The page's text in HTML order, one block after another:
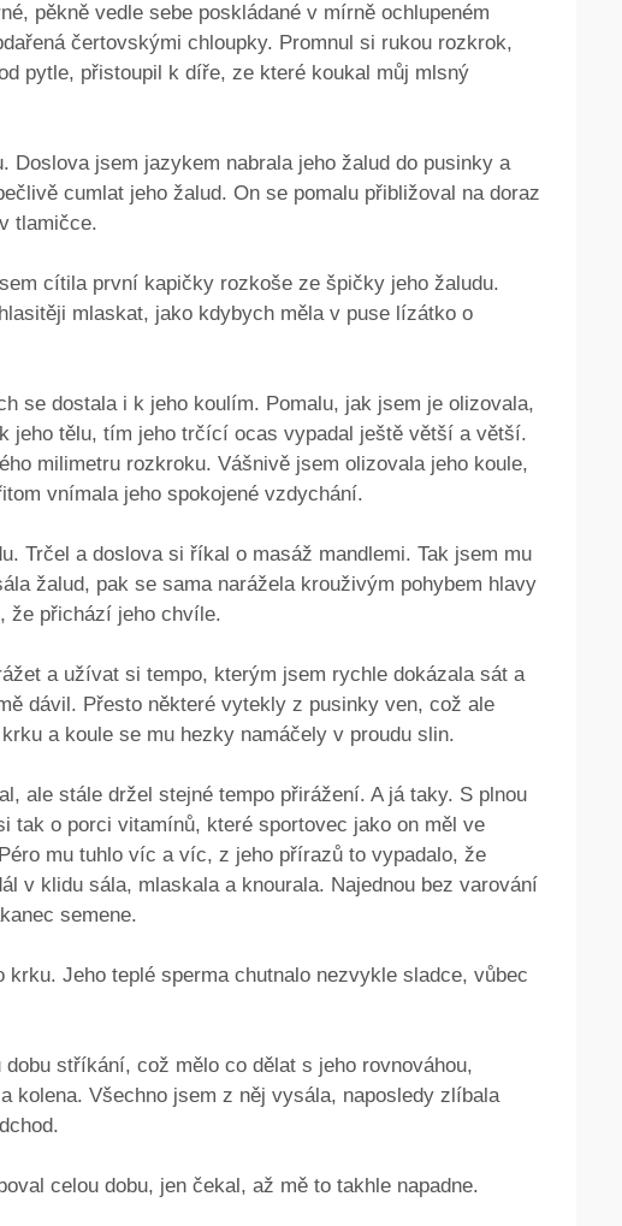
pěkně vedle sebe poskládané v mírně ochlupeném
čertovskými chloupky. Promnul si rukou rozkrok,
pytle, přistoupil k díře, ze které koukal můj mlsný
Doslova jsem jazykem nabrala jeho žalud do pusinky a
cumlat jeho žalud. On se pomalu přibližoval na doraz
tlamičce.
cítila první kapičky rozkoše ze špičky jeho žaludu.
mlaskat, jako kdybych měla v puse lízátko o
se dostala i k jeho koulím. Pomalu, jak jsem je olizovala,
jeho tělu, tím jeho trčící ocas vypadal ještě větší a větší.
milimetru rozkroku. Vášnivě jsem olizovala jeho koule,
vnímala jeho spokojené vzdychání.
Trčel a doslova si říkal o masáž mandlemi. Tak jsem mu
žalud, pak se sama narážela krouživým pohybem hlavy
že přichází jeho chvíle.
a užívat si tempo, kterým jsem rychle dokázala sát a
dávil. Přesto některé vytekly z pusinky ven, což ale
a koule se mu hezky namáčely v proudu slin.
ale stále držel stejné tempo přirážení. A já taky. S plnou
tak o porci vitamínů, které sportovec jako on měl ve
mu tuhlo víc a víc, z jeho přírazů to vypadalo, že
v klidu sála, mlaskala a knourala. Najednou bez varování
semene.
Jeho teplé sperma chutnalo nezvykle sladce, vůbec
stříkání, což mělo co dělat s jeho rovnováhou,
kolena. Všechno jsem z něj vysála, naposledy zlíbala
celou dobu, jen čekal, až mě to takhle napadne.